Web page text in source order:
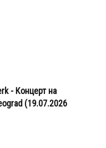
- Концерт на
(19.07.2026